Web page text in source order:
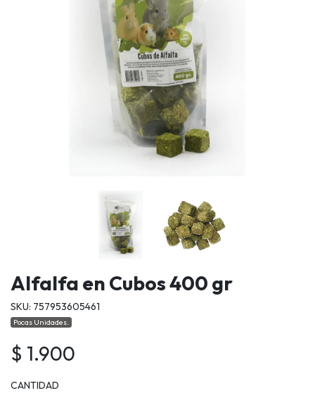
Alfalfa en Cubos 400 gr
SKU: 757953605461
Pocas Unidades.
$ 1.900
CANTIDAD